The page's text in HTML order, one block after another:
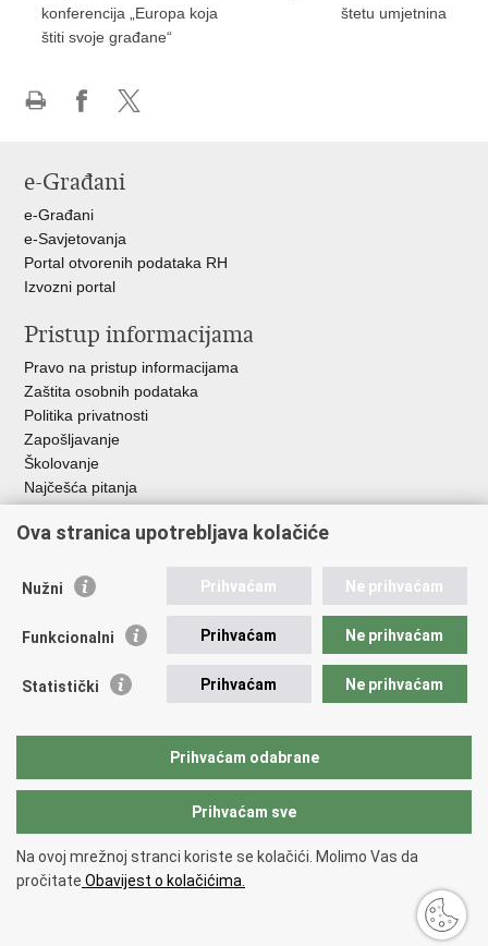
konferencija „Europa koja
štiti svoje građane“
štetu umjetnina
Facebooku
X-
e-Građani
e-Građani
e-Savjetovanja
Portal otvorenih podataka RH
Izvozni portal
Pristup informacijama
Pravo na pristup informacijama
Zaštita osobnih podataka
Politika privatnosti
Zapošljavanje
Školovanje
Najčešća pitanja
Važne poveznice
EMN Nacionalna kontaktna točka za Republiku Hrvatsku
Policijska akademija
Zaklada policijske solidarnosti
Udruge
Copyright © 2026 Ministarstvo unutarnjih poslova Republike Hrvatske.
Uvjeti korištenja.Izjava o pristupačnosti
Ova stranica upotrebljava kolačiće
Nužni Prihvaćam Ne prihvaćam
Funkcionalni Prihvaćam Ne prihvaćam
Statistički Prihvaćam Ne prihvaćam
Prihvaćam odabrane
Prihvaćam sve
Na ovoj mrežnoj stranci koriste se kolačići. Molimo Vas da
pročitate Obavijest o kolačićima.